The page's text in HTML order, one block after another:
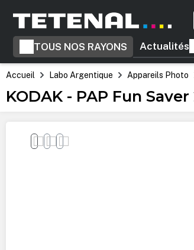
Passer à la navigation principale
TOUS NOS RAYONS Actualités
Accueil Labo Argentique Appareils Photo
KODAK - PAP Fun
Ignorer la galerie d'images